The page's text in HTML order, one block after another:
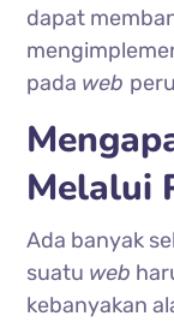
dapat
pada web
Melalui
Ada banyak
suatu web
kebanyakan